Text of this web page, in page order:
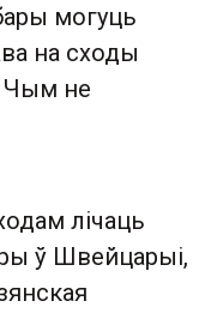
могуць
на сходы
Чым не
лічаць
ў Швейцарыі,